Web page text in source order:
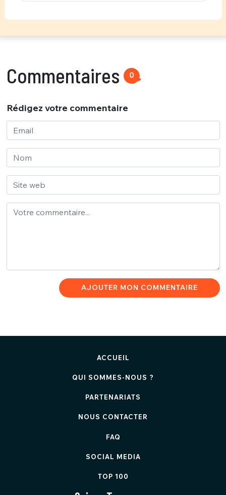
Commentaires 0
Rédigez votre commentaire
AJOUTER MON COMMENTAIRE
ACCUEIL
QUI SOMMES-NOUS ?
PARTENARIATS
NOUS CONTACTER
FAQ
SOCIAL MEDIA
TOP 100